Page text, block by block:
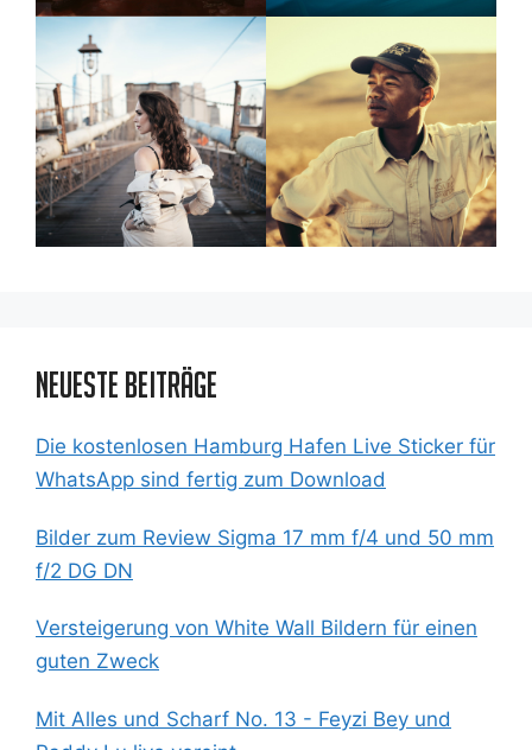
Neueste Beiträge
Die kostenlosen Hamburg Hafen Live Sticker für
WhatsApp sind fertig zum Download
Bilder zum Review Sigma 17 mm f/4 und 50 mm
f/2 DG DN
Versteigerung von White Wall Bildern für einen
guten Zweck
Mit Alles und Scharf No. 13 - Feyzi Bey und